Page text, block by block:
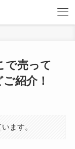
で売って
紹介！
ます。